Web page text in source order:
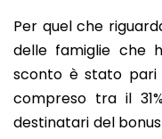
Per quel che
delle famiglie che
sconto è stato pari
compreso tra il
destinatari del